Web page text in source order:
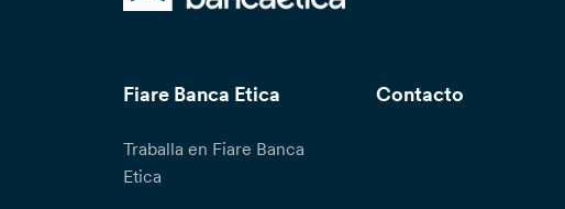
Fiare Banca Etica
Traballa en Fiare Banca
Etica
Contacto